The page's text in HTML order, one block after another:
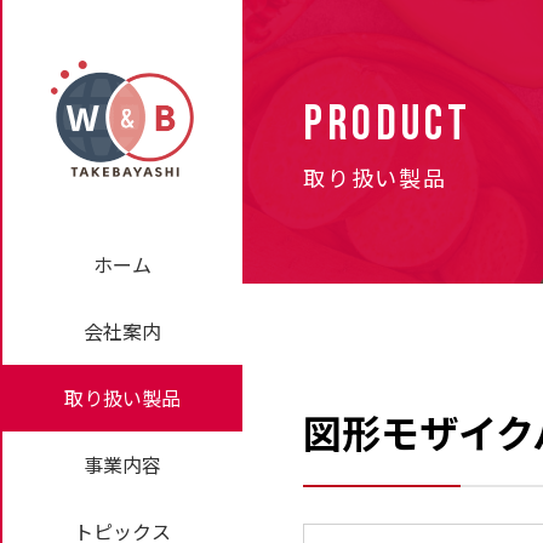
ホーム
会社案内
取り扱い製品
事業内容
トピックス
PRODUCT
取り扱い製品
図形モザイ